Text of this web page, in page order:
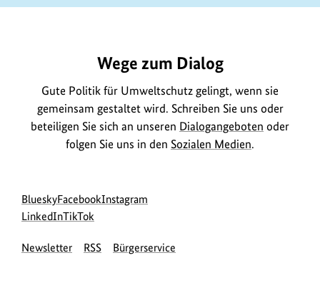
Wege zum Dialog
Gute Politik für Umweltschutz gelingt, wenn sie
gemeinsam gestaltet wird. Schreiben Sie uns oder
beteiligen Sie sich an unseren Dialogangeboten oder
folgen Sie uns in den Sozialen Medien.
Social
Media
Blueskyzur
Bluesky-
des
Facebookzur
des
Instagram
des
LinkedInzur
Seite
zur
Seite
TikTok
Newsletter RSS Bürgerservice